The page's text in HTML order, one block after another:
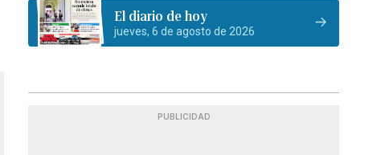
El diario de hoy
jueves, 6 de agosto de 2026
PUBLICIDAD